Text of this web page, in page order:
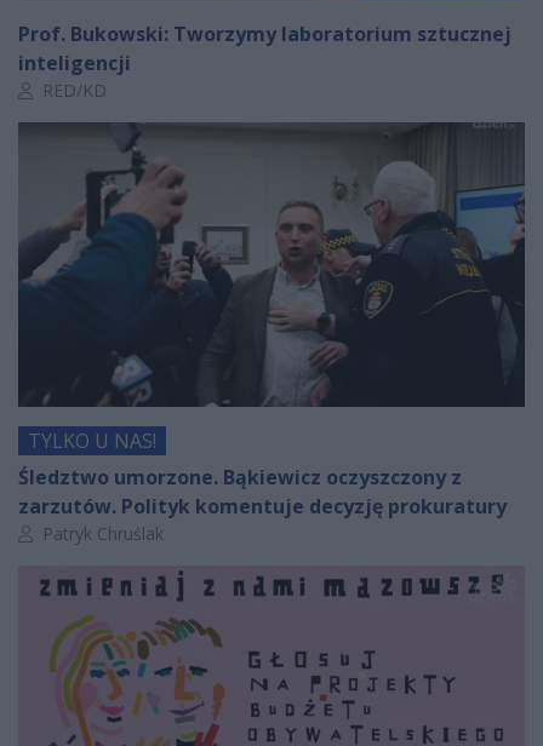
Prof. Bukowski: Tworzymy laboratorium sztucznej
inteligencji
Autor artykułu:
RED/KD
TYLKO U NAS!
Śledztwo umorzone. Bąkiewicz oczyszczony z
zarzutów. Polityk komentuje decyzję prokuratury
Autor artykułu:
Patryk Chruślak